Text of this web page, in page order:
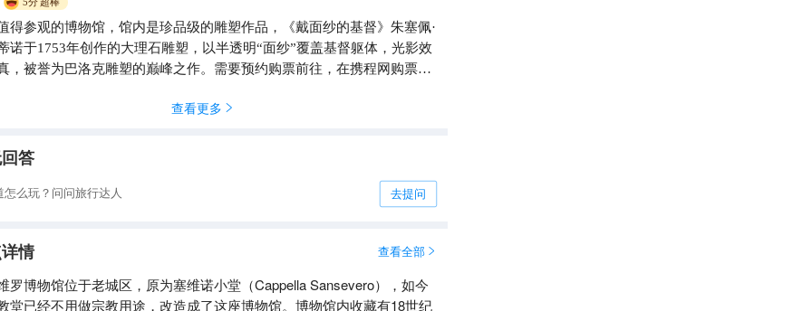
对尸布惊人的通透感，无数旅人、游客甚至学者误以为这是亲王通过某
石转化"炼金术实现的奇迹。然而严谨的研究与当代文献证实：《蒙纱
完全由整块大理石雕刻而成，未借助任何超常手段。 两百五十余年后
，当观者凝视这座雕像时，仍无法抗拒那种令人战栗的视觉幻象。最
得参观的博物馆，馆内是珍品级的雕塑作品，《戴面纱的基督》朱塞佩·
诺于1753年创作的大理石雕塑，以半透明“面纱”覆盖基督躯体，光影效
，被誉为巴洛克雕塑的巅峰之作。需要预约购票前往，在携程网购票方
查看更多 
答
怎么玩？问问旅行达人 去提问
情 查看全部 
罗博物馆位于老城区，原为塞维诺小堂（Cappella Sansevero），如今
堂已经不用做宗教用途，改造成了这座博物馆。博物馆内收藏有18世纪